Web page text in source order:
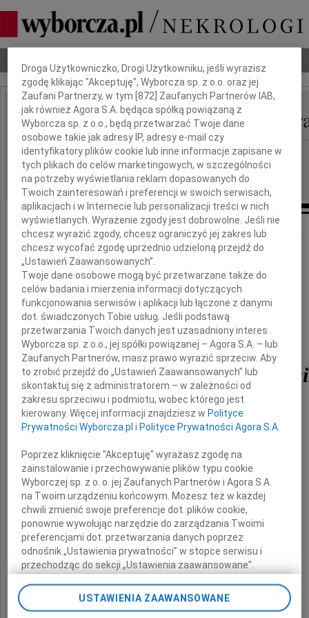
IMIĘ I NAZWISKO: Iwona Śledzińska-
REGION: Łódź
DATA EMISJI: 12.01.2024
Z wielkim smutkiem przyjęliśmy wiadomość
o śmierci naszej Drogiej Przyjaciółki
Posłanki
Iwony Śledzińskiej-
Serdeczne wyrazy współczucia
Córce z Mężem i Wnukom
składa
Rodzina Przanowskich
Dbamy o Twoją prywatność
Droga Użytkowniczko, Drogi Użytkowniku, jeśli wyrazisz
zgodę klikając "Akceptuję", Wyborcza sp. z o.o. oraz jej
Zaufani Partnerzy, w tym [872 ] Zaufanych Partnerów IAB,
jak również Agora S.A. będąca spółką powiązaną z
Wyborcza sp. z o.o., będą przetwarzać Twoje dane
osobowe takie jak adresy IP, adresy e-mail czy
identyfikatory plików cookie lub inne informacje zapisane w
tych plikach do celów marketingowych, w szczególności
na potrzeby wyświetlania reklam dopasowanych do
Twoich zainteresowań i preferencji w swoich serwisach,
aplikacjach i w Internecie lub personalizacji treści w nich
wyświetlanych. Wyrażenie zgody jest dobrowolne. Jeśli nie
chcesz wyrazić zgody, chcesz ograniczyć jej zakres lub
chcesz wycofać zgodę uprzednio udzieloną przejdź do
„Ustawień Zaawansowanych”.
Twoje dane osobowe mogą być przetwarzane także do
celów badania i mierzenia informacji dotyczących
funkcjonowania serwisów i aplikacji lub łączone z danymi
dot. świadczonych Tobie usług. Jeśli podstawą
przetwarzania Twoich danych jest uzasadniony interes
Wyborcza sp. z o.o., jej spółki powiązanej – Agora S.A. – lub
Zaufanych Partnerów, masz prawo wyrazić sprzeciw. Aby
to zrobić przejdź do „Ustawień Zaawansowanych” lub
skontaktuj się z administratorem – w zależności od
zakresu sprzeciwu i podmiotu, wobec którego jest
kierowany. Więcej informacji znajdziesz w Polityce
Prywatności Wyborcza.pl i Polityce Prywatności Agora S.A.
Poprzez kliknięcie "Akceptuję" wyrażasz zgodę na
zainstalowanie i przechowywanie plików typu cookie
Wyborczej sp. z o. o. jej Zaufanych Partnerów i Agora S.A.
na Twoim urządzeniu końcowym. Możesz też w każdej
chwili zmienić swoje preferencje dot. plików cookie,
ponownie wywołując narzędzie do zarządzania Twoimi
preferencjami dot. przetwarzania danych poprzez
odnośnik „Ustawienia prywatności” w stopce serwisu i
przechodząc do sekcji „Ustawienia zaawansowane”.
pomocą ustawień przeglądarki.
USTAWIENIA ZAAWANSOWANE